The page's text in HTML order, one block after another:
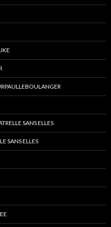
SANS ELLES
SANS ELLES